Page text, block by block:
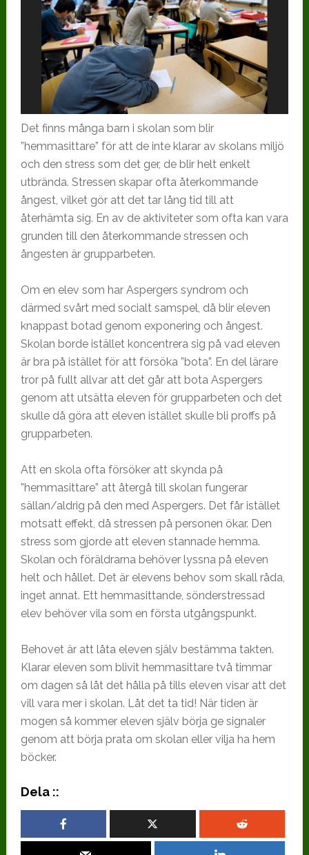
Det finns många barn i skolan som blir
”hemmasittare” för att de inte klarar av skolans miljö
och den stress som det ger, de blir helt enkelt
utbrända. Stressen skapar ofta återkommande
ångest, vilket gör att det tar lång tid till att
återhämta sig. En av de aktiviteter som ofta kan vara
grunden till den återkommande stressen och
ångesten är grupparbeten.
Om en elev som har Aspergers syndrom och
därmed svårt med socialt samspel, då blir eleven
knappast botad genom exponering och ångest.
Skolan borde istället koncentrera sig på vad eleven
är bra på istället för att försöka ”bota”. En del lärare
tror på fullt allvar att det går att bota Aspergers
genom att utsätta eleven för grupparbeten och det
skulle då göra att eleven istället skulle bli proffs på
grupparbeten.
Att en skola ofta försöker att skynda på
”hemmasittare” att återgå till skolan fungerar
sällan/aldrig på den med Aspergers. Det får istället
motsatt effekt, då stressen på personen ökar. Den
stress som gjorde att eleven stannade hemma.
Skolan och föräldrarna behöver lyssna på eleven
helt och hållet. Det är elevens behov som skall råda,
inget annat. Ett hemmasittande, sönderstressad
elev behöver vila som en första utgångspunkt.
Behovet är att låta eleven själv bestämma takten.
Klarar eleven som blivit hemmasittare två timmar
om dagen så låt det hålla på tills eleven visar att det
vill vara mer i skolan. Låt det ta tid! När tiden är
mogen så kommer eleven själv börja ge signaler
genom att börja prata om skolan eller vilja ha hem
böcker.
Dela ::